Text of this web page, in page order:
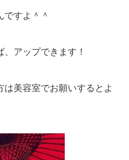
ですよ＾＾
アップできます！
は美容室でお願いするとよ